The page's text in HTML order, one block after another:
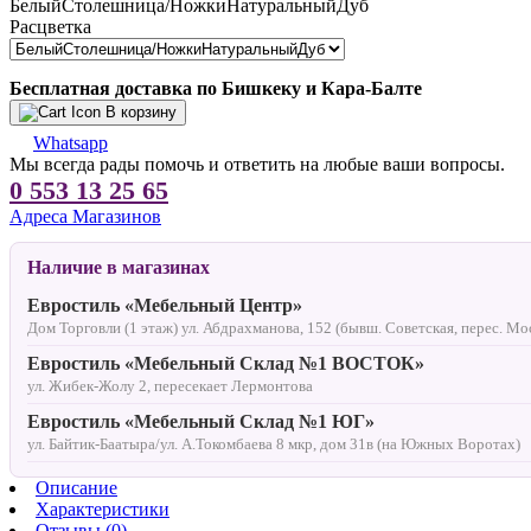
БелыйСтолешница/НожкиНатуральныйДуб
Расцветка
Бесплатная доставка по Бишкеку и Кара-Балте
В корзину
Whatsapp
Мы всегда рады помочь и ответить на любые ваши вопросы.
0 553 13 25 65
Адреса Магазинов
Наличие в магазинах
Евростиль «Мебельный Центр»
Дом Торговли (1 этаж) ул. Абдрахманова, 152 (бывш. Советская, перес.
Евростиль «Мебельный Склад №1 ВОСТОК»
ул. Жибек-Жолу 2, пересекает Лермонтова
Евростиль «Мебельный Склад №1 ЮГ»
ул. Байтик-Баатыра/ул. А.Токомбаева 8 мкр, дом 31в (на Южных Воротах)
Описание
Характеристики